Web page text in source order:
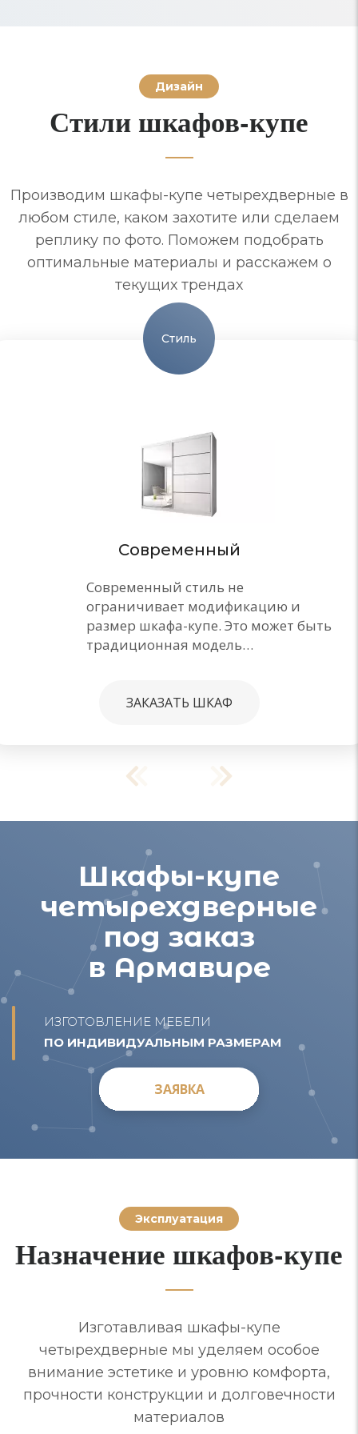
Дизайн
Стили шкафов-купе
Производим шкафы-купе четырехдверные в
любом стиле, каком захотите или сделаем
реплику по фото. Поможем подобрать
оптимальные материалы и расскажем о
текущих трендах
Стиль
Современный
Современный стиль не
ограничивает модификацию и
размер шкафа-купе. Это может быть
традиционная модель…
ЗАКАЗАТЬ ШКАФ
Шкафы-купе
четырехдверные
под заказ
в Армавире
ИЗГОТОВЛЕНИЕ МЕБЕЛИ
ПО ИНДИВИДУАЛЬНЫМ РАЗМЕРАМ
ЗАЯВКА
ЗАЯВКА
Эксплуатация
Назначение шкафов-купе
Изготавливая шкафы-купе
четырехдверные мы уделяем особое
внимание эстетике и уровню комфорта,
прочности конструкции и долговечности
материалов